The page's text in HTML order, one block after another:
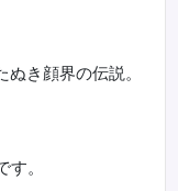
き顔界の伝説。
。